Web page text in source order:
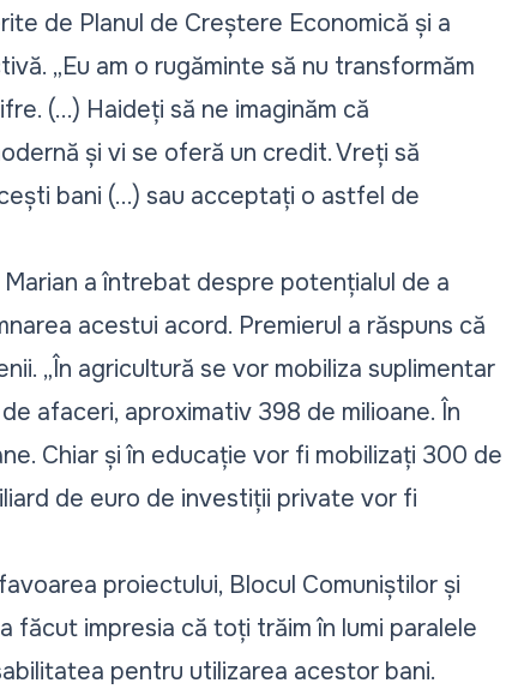
de Planul de Creștere Economică și a
„Eu am o rugăminte să nu transformăm
(...) Haideți să ne imaginăm că
și vi se oferă un credit. Vreți să
bani (...) sau acceptați o astfel de
a întrebat despre potențialul de a
acestui acord. Premierul a răspuns că
„În agricultură se vor mobiliza suplimentar
afaceri, aproximativ 398 de milioane. În
Chiar și în educație vor fi mobilizați 300 de
de euro de investiții private vor fi
proiectului, Blocul Comuniștilor și
făcut impresia că toți trăim în lumi paralele
pentru utilizarea acestor bani.